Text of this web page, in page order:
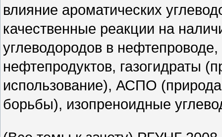
влияние ароматических
качественные реакции на
углеводородов в
нефтепродуктов, газогидраты
использование), АСПО
борьбы), изопреноидные